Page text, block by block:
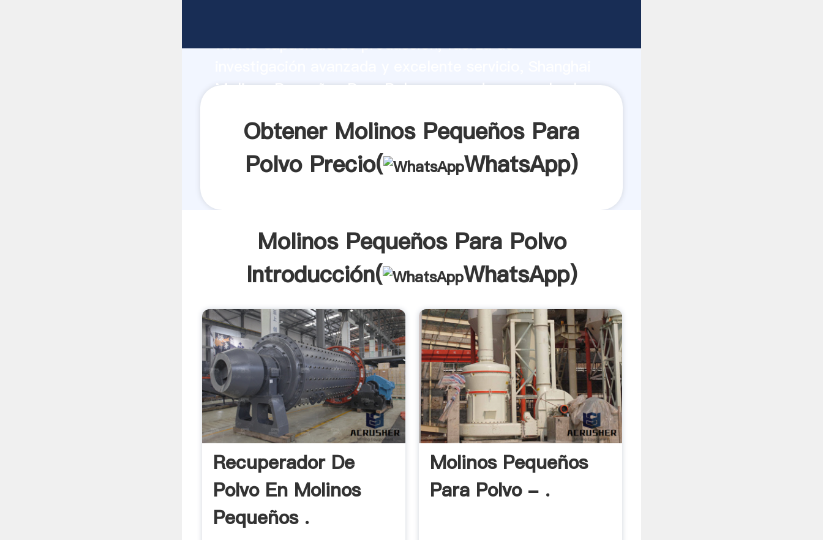
fuerte capacidad de producción, fuerza de
Molinos Pequeños Para Polvo proveedor crea el valor y
Obtener Molinos Pequeños Para
Polvo Precio(
WhatsApp)
Molinos Pequeños Para Polvo
Introducción(
WhatsApp)
Recuperador De
Polvo En Molinos
Pequeños .
Molinos Pequeños
Para Polvo - .